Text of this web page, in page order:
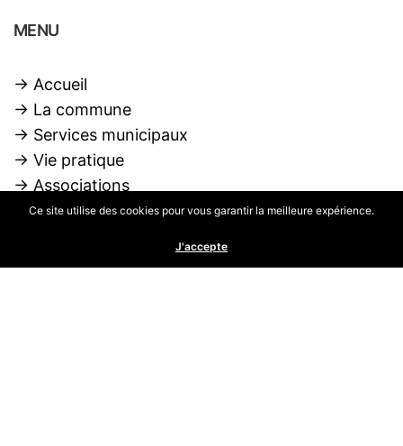
MENU
→ Accueil
→ La commune
→ Services municipaux
→ Vie pratique
→ Associations
→ Services intercommunaux
Ce site utilise des cookies pour vous garantir la meilleure expérience.
J'accepte